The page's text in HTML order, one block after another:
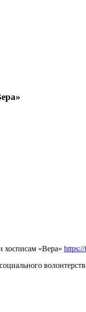
«Вера»